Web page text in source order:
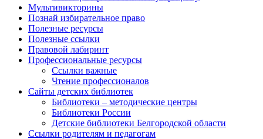
Мультивикторины
Познай избирательное право
Полезные ресурсы
Полезные ссылки
Правовой лабиринт
Профессиональные ресурсы
Ссылки важные
Чтение профессионалов
Сайты детских библиотек
Библиотеки – методические центры
Библиотеки России
Детские библиотеки Белгородской области
Ссылки родителям и педагогам